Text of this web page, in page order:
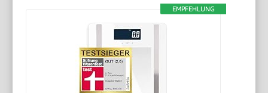
EMPFEHLUNG